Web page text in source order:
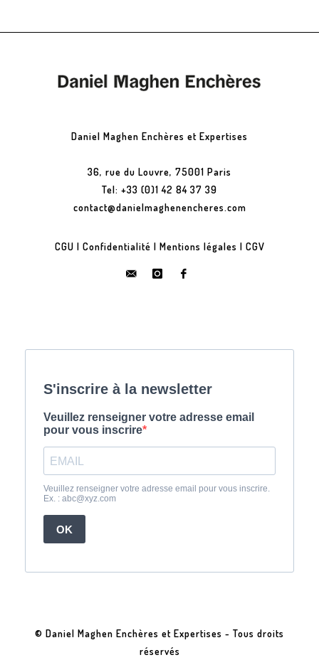
Daniel Maghen Enchères et Expertises
36, rue du Louvre, 75001 Paris
Tel: +33 (0)1 42 84 37 39
contact@danielmaghenencheres.com
CGU | Confidentialité | Mentions légales | CGV
© Daniel Maghen Enchères et Expertises - Tous droits
réservés